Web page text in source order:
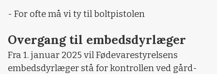
- For ofte må vi ty til boltpistolen
Overgang til embedsdyrlæger
Fra 1. januar 2025 vil Fødevarestyrelsens
embedsdyrlæger stå for kontrollen ved gård-